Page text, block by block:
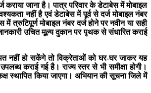
जाना है। पात्र परिवार के डेटाबेस में मोबाइल
नहीं है एवं डेटाबेस में पूर्व से दर्ज मोबाइल नंबर
त्रुटिपूर्ण मोबाइल नंबर दर्ज होने पर नवीन या सही
उचित मूल्य दुकान पर पृथक से संधारित कराई
नहीं हो सकेंगे तो विक्रेताओं को घर-घर जाकर यह
कराई गई है। राज्य स्तर से भी समीक्षा होगी।
स्थापित किया जाएगा। अभियान की सूचना जिले में